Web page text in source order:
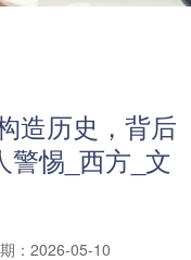
造历史，背后
警惕_西方_文
：2026-05-10